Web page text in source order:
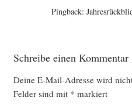
Pingback:
Schreibe einen Kommentar
Deine E-Mail-Adresse wird
Felder sind mit * markiert